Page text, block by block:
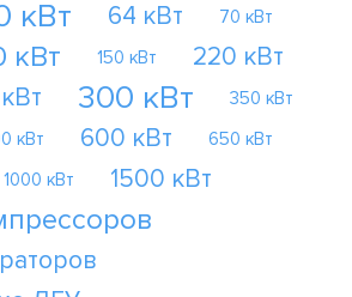
кВт 64 кВт 70 кВт
кВт 150 кВт 220 кВт
300 кВт 350 кВт
кВт 600 кВт 650 кВт
1000 кВт 1500 кВт